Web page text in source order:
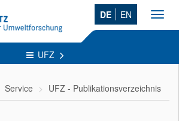
DE EN
UFZ
Service UFZ - Publikationsverzeichnis